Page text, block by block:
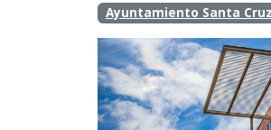
Ayuntamiento Santa Cruz